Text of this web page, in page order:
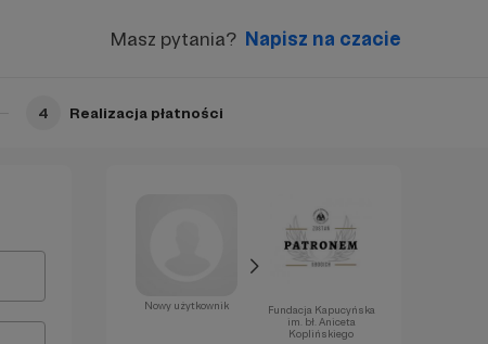
Masz pytania? Napisz na czacie
4 Realizacja płatności
Nowy użytkownik
Fundacja Kapucyńska
im. bł. Aniceta
Koplińskiego